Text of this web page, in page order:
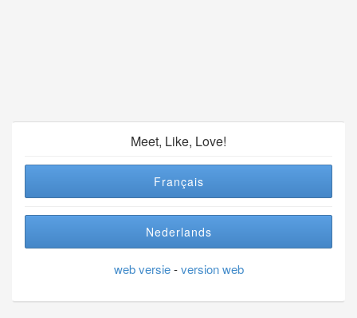
Meet, Like, Love!
Français
Nederlands
web versie-version web